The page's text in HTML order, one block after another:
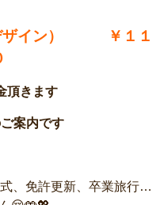
デザイン） ￥１１
頂きます
案内です
、免許更新、卒業旅行…